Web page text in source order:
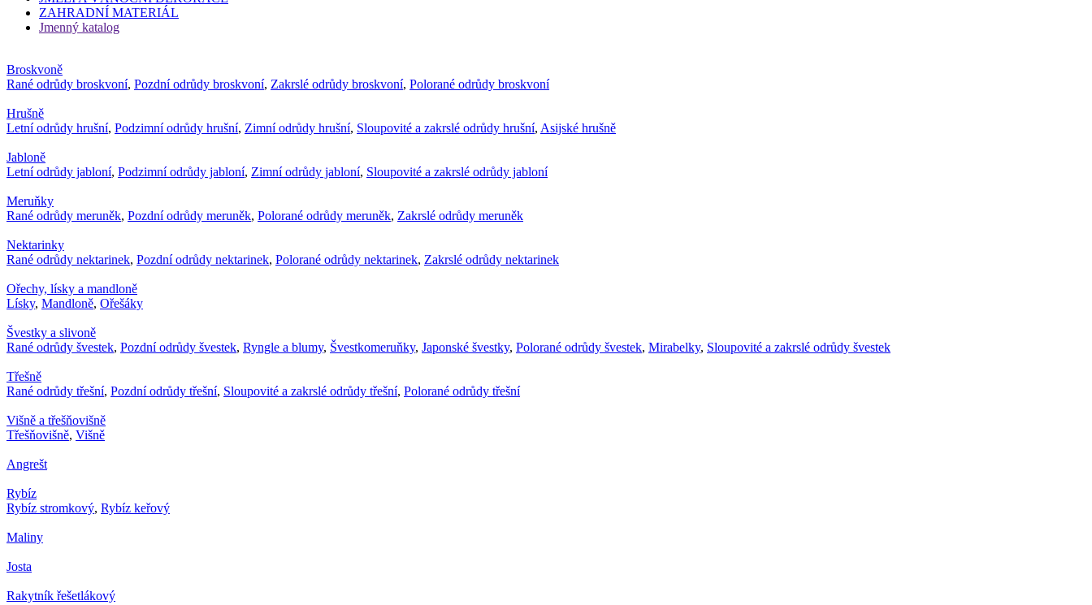
ZAHRADNÍ MATERIÁL
Jmenný katalog
Broskvoně
Rané odrůdy broskvoní, Pozdní odrůdy broskvoní, Zakrslé odrůdy broskvoní, Polorané odrůdy broskvoní
Hrušně
Letní odrůdy hrušní, Podzimní odrůdy hrušní, Zimní odrůdy hrušní, Sloupovité a zakrslé odrůdy hrušní, Asijské hrušně
Jabloně
Letní odrůdy jabloní, Podzimní odrůdy jabloní, Zimní odrůdy jabloní, Sloupovité a zakrslé odrůdy jabloní
Meruňky
Rané odrůdy meruněk, Pozdní odrůdy meruněk, Polorané odrůdy meruněk, Zakrslé odrůdy meruněk
Nektarinky
Rané odrůdy nektarinek, Pozdní odrůdy nektarinek, Polorané odrůdy nektarinek, Zakrslé odrůdy nektarinek
Ořechy, lísky a mandloně
Lísky, Mandloně, Ořešáky
Švestky a slivoně
Rané odrůdy švestek, Pozdní odrůdy švestek, Ryngle a blumy, Švestkomeruňky, Japonské švestky, Polorané odrůdy švestek, Mirabelky, Sloupovité a zakrslé odrůdy švestek
Třešně
Rané odrůdy třešní, Pozdní odrůdy třešní, Sloupovité a zakrslé odrůdy třešní, Polorané odrůdy třešní
Višně a třešňovišně
Třešňovišně, Višně
Angrešt
Rybíz
Rybíz stromkový, Rybíz keřový
Maliny
Josta
Rakytník řešetlákový